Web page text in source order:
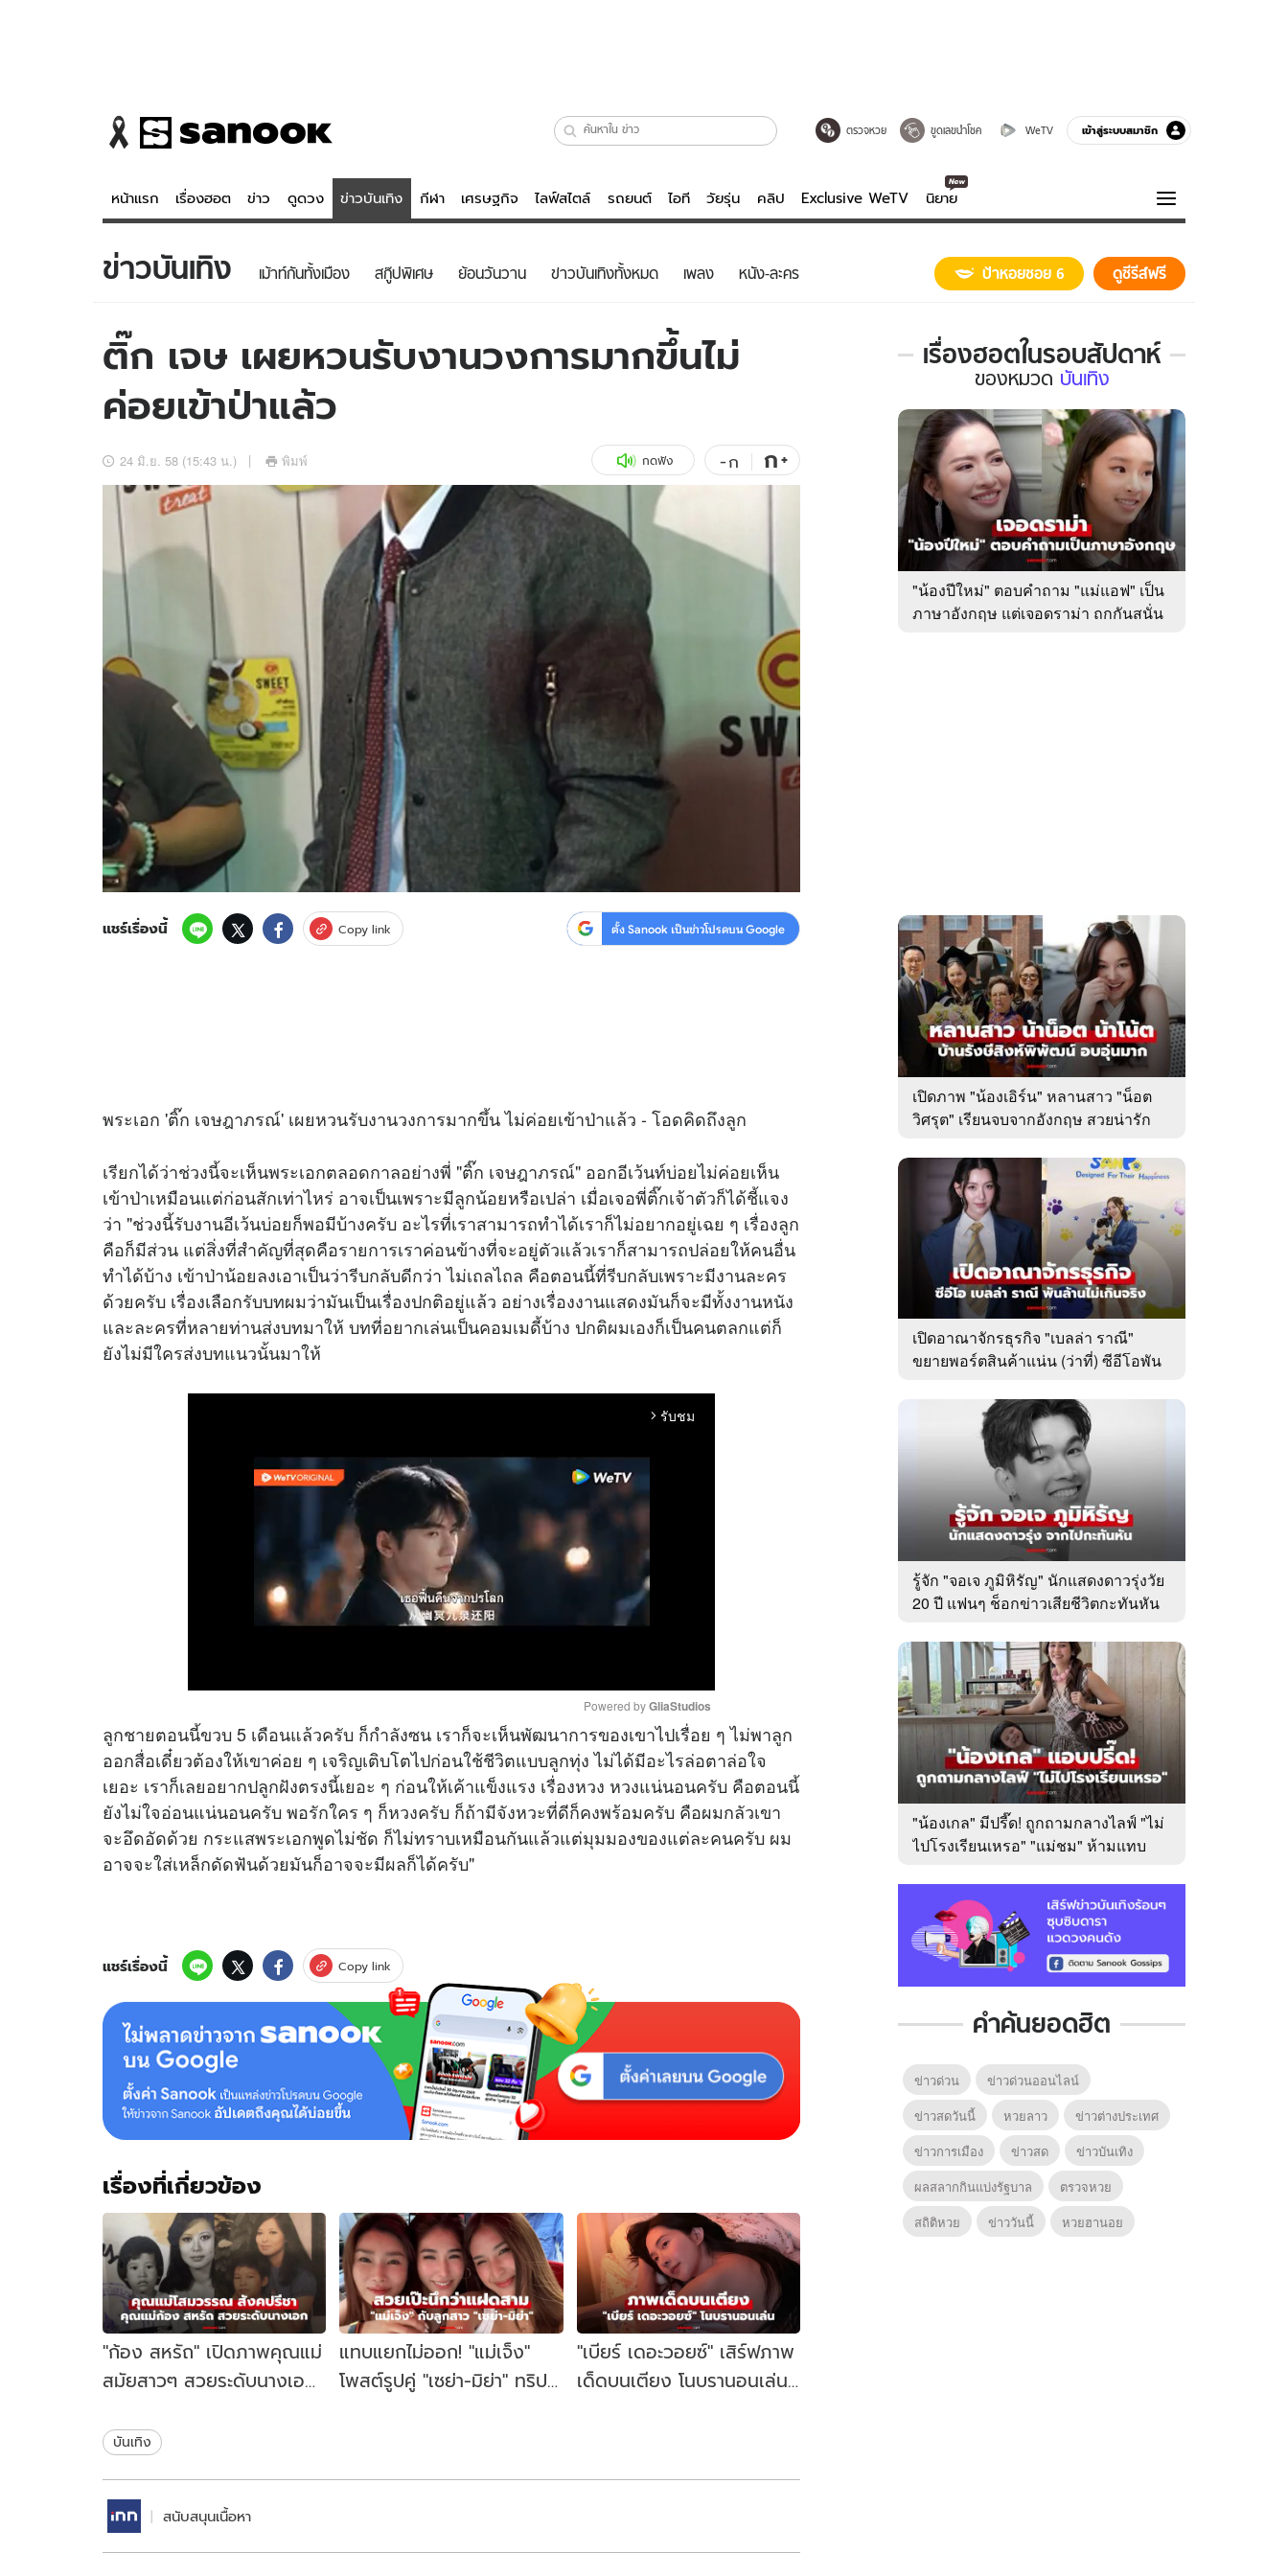
ตรวจหวย ขูดเลขนำโชค WeTV เข้าสู่ระบบสมาชิก
หน้าแรก เรื่องฮอต ข่าว ดูดวง ข่าวบันเทิง กีฬา เศรษฐกิจ ไลฟ์สไตล์ รถยนต์ ไอที วัยรุ่น คลิป Exclusive WeTV นิยาย
ข่าว
ข่าว
ข่าวบันเทิง
ข่าวกีฬา
ข่าวเศรษฐกิจ
อัปเดตจีน
เช็กข่าวชัวร์
ดูดวง - ตรวจหวย
สถิติหวยไทย
ไลฟ์สไตล์
วัยรุ่น
สุขภาพ
เที่ยว-กิน
Tasteful Thailand
Sanook Choice
บันเทิงครบรส
ดูทีวี
WeTV
ความรู้รอบตัว
ฮาวทู
ติดตามสนุกโซเชียลได้ที่
สงวนลิขสิทธิ์ ©2569 บริษัท อิมเมจ ฟิวเจอร์ (ประเทศไทย) จำกัด
ข่าวบันเทิง เม้าท์กันทั้งเมือง สกู๊ปพิเศษ ย้อนวันวาน ข่าวบันเทิงทั้งหมด เพลง หนัง-ละคร ป้าหอยซอย 6 ดูซีรีส์ฟรี
ติ๊ก เจษ เผยหวนรับงานวงการมากขึ้นไม่
ค่อยเข้าป่าแล้ว
24 มิ.ย. 58 (15:43 น.) พิมพ์ กดฟัง -ก ก+
แชร์เรื่องนี้ Copy link ตั้ง Sanook เป็นข่าวโปรดบน Google
พระเอก 'ติ๊ก เจษฎาภรณ์' เผยหวนรับงานวงการมากขึ้น ไม่ค่อยเข้าป่าแล้ว - โอดคิดถึงลูก
เรียกได้ว่าช่วงนี้จะเห็นพระเอกตลอดกาลอย่างพี่ "ติ๊ก เจษฎาภรณ์" ออกอีเว้นท์บ่อยไม่ค่อยเห็น
เข้าป่าเหมือนแต่ก่อนสักเท่าไหร่ อาจเป็นเพราะมีลูกน้อยหรือเปล่า เมื่อเจอพี่ติ๊กเจ้าตัวก็ได้ชี้แจง
ว่า "ช่วงนี้รับงานอีเว้นบ่อยก็พอมีบ้างครับ อะไรที่เราสามารถทำได้เราก็ไม่อยากอยู่เฉย ๆ เรื่องลูก
คือก็มีส่วน แต่สิ่งที่สำคัญที่สุดคือรายการเราค่อนข้างที่จะอยู่ตัวแล้วเราก็สามารถปล่อยให้คนอื่น
ทำได้บ้าง เข้าป่าน้อยลงเอาเป็นว่ารีบกลับดีกว่า ไม่เถลไถล คือตอนนี้ที่รีบกลับเพราะมีงานละคร
ด้วยครับ เรื่องเลือกรับบทผมว่ามันเป็นเรื่องปกติอยู่แล้ว อย่างเรื่องงานแสดงมันก็จะมีทั้งงานหนัง
และละครที่หลายท่านส่งบทมาให้ บทที่อยากเล่นเป็นคอมเมดี้บ้าง ปกติผมเองก็เป็นคนตลกแต่ก็
ยังไม่มีใครส่งบทแนวนั้นมาให้
arrow_forward_ios รับชม
M
u
t
e
Powered by GliaStudios
ลูกชายตอนนี้ขวบ 5 เดือนแล้วครับ ก็กำลังซน เราก็จะเห็นพัฒนาการของเขาไปเรื่อย ๆ ไม่พาลูก
ออกสื่อเดี๋ยวต้องให้เขาค่อย ๆ เจริญเติบโตไปก่อนใช้ชีวิตแบบลูกทุ่ง ไม่ได้มีอะไรล่อตาล่อใจ
เยอะ เราก็เลยอยากปลูกฝังตรงนี้เยอะ ๆ ก่อนให้เค้าแข็งแรง เรื่องหวง หวงแน่นอนครับ คือตอนนี้
ยังไม่ใจอ่อนแน่นอนครับ พอรักใคร ๆ ก็หวงครับ ก็ถ้ามีจังหวะที่ดีก็คงพร้อมครับ คือผมกลัวเขา
จะอึดอัดด้วย กระแสพระเอกพูดไม่ชัด ก็ไม่ทราบเหมือนกันแล้วแต่มุมมองของแต่ละคนครับ ผม
อาจจะใส่เหล็กดัดฟันด้วยมันก็อาจจะมีผลก็ได้ครับ"
แชร์เรื่องนี้ Copy link
เรื่องที่เกี่ยวข้อง
"ก้อง สหรัถ" เปิดภาพคุณแม่
สมัยสาวๆ สวยระดับนางเอก
แทบแยกไม่ออก! "แม่เจ็ง"
โพสต์รูปคู่ "เซย่า-มิย่า" ทริป
"เบียร์ เดอะวอยซ์" เสิร์ฟภาพ
เด็ดบนเตียง โนบรานอนเล่น
บันเทิง
สนับสนุนเนื้อหา
เรื่องฮอตในรอบสัปดาห์
เรื่อง
ใน
รอบ
สัปดาห์
ของ
หมวด
บันเทิง
ของหมวด บันเทิง
"น้องปีใหม่" ตอบคำถาม "แม่แอฟ" เป็น
ภาษาอังกฤษ แต่เจอดราม่า ถกกันสนั่น
เปิดภาพ "น้องเอิร์น" หลานสาว "น็อต
วิศรุต" เรียนจบจากอังกฤษ สวยน่ารัก
เปิดอาณาจักรธุรกิจ "เบลล่า ราณี"
ขยายพอร์ตสินค้าแน่น (ว่าที่) ซีอีโอพัน
รู้จัก "จอเจ ภูมิหิรัญ" นักแสดงดาวรุ่งวัย
20 ปี แฟนๆ ช็อกข่าวเสียชีวิตกะทันหัน
"น้องเกล" มีปรี๊ด! ถูกถามกลางไลฟ์ "ไม่
ไปโรงเรียนเหรอ" "แม่ชม" ห้ามแทบ
คำค้นยอดฮิต
ข่าวด่วน
ข่าวด่วนออนไลน์
ข่าวสดวันนี้
หวยลาว
ข่าวต่างประเทศ
ข่าวการเมือง
ข่าวสด
ข่าวบันเทิง
ผลสลากกินแบ่งรัฐบาล
ตรวจหวย
สถิติหวย
ข่าววันนี้ หวยฮานอย